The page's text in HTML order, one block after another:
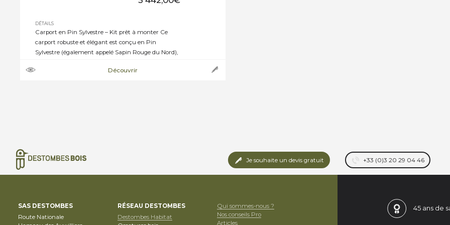
DÉTAILS
Carport en Pin Sylvestre – Kit prêt à monter Ce
carport robuste et élégant est conçu en Pin
Sylvestre (également appelé Sapin Rouge du Nord),
classe 4 vert pour une protection durable contre
Découvrir
Je souhaite un devis gratuit +33 (0)3 20 29 04 46
45 ans de
SAS DESTOMBES
Route Nationale
RÉSEAU DESTOMBES
Destombes Habitat
Qui sommes-nous ?
Nos conseils Pro
Articles